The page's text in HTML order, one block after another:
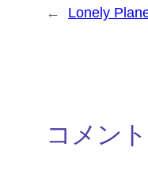
← Lonely
コメント